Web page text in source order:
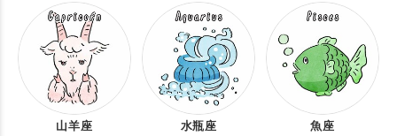
山羊座 水瓶座 魚座